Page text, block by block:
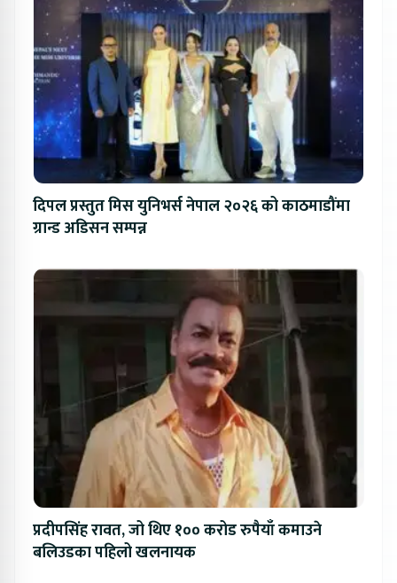
दिपल प्रस्तुत मिस युनिभर्स नेपाल २०२६ को काठमाडौंमा
ग्रान्ड अडिसन सम्पन्न
प्रदीपसिंह रावत, जो थिए १०० करोड रुपैयाँ कमाउने
बलिउडका पहिलो खलनायक